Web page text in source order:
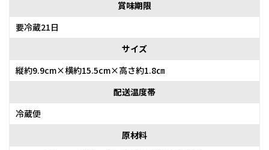
賞味期限
要冷蔵21日
サイズ
縦約9.9cm×横約15.5cm×高さ約1.8㎝
配送温度帯
冷蔵便
原材料